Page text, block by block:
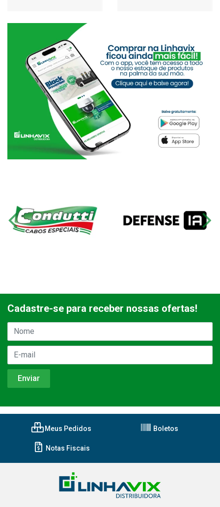
Cadastre-se para receber nossas ofertas!
Meus Pedidos Boletos
Notas Fiscais